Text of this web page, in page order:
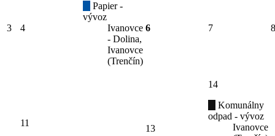
3 4
Papier -
vývoz
Ivanovce
- Dolina,
Ivanovce
(Trenčín)
6 7 8
11
13
14
Komunálny
odpad - vývoz
Ivanovce